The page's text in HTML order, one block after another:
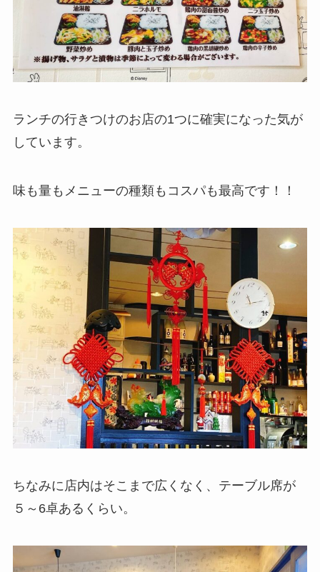
ランチの行きつけのお店の1つに確実になった気が
しています。
味も量もメニューの種類もコスパも最高です！！
ちなみに店内はそこまで広くなく、テーブル席が
５～6卓あるくらい。